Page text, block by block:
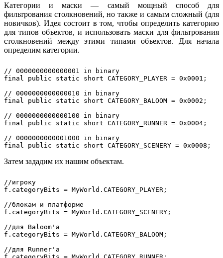
Категории и маски — самый мощный способ для
фильтрования столкновений, но также и самым сложный (для
новичков). Идея состоит в том, чтобы определить категорию
для типов объектов, и использовать маски для фильтрования
столкновений между этими типами объектов. Для начала
определим категории.
// 0000000000000001 in binary
final public static short CATEGORY_PLAYER = 0x0001;
// 0000000000000010 in binary
final public static short CATEGORY_BALOOM = 0x0002;
// 0000000000000100 in binary
final public static short CATEGORY_RUNNER = 0x0004;
// 0000000000001000 in binary
Затем зададим их нашим объектам.
//игроку
f.categoryBits = MyWorld.CATEGORY_PLAYER;
//блокам и платформе
f.categoryBits = MyWorld.CATEGORY_SCENERY;
//для Baloom'а
f.categoryBits = MyWorld.CATEGORY_BALOOM;
//для Runner'а